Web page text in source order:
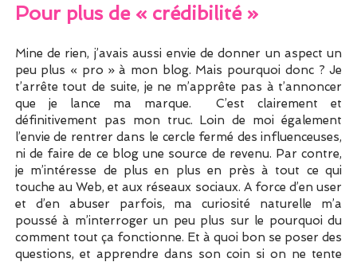
Pour plus de « crédibilité »
Mine de rien, j’avais aussi envie de donner un aspect un
peu plus « pro » à mon blog. Mais pourquoi donc ? Je
t’arrête tout de suite, je ne m’apprête pas à t’annoncer
que je lance ma marque. C’est clairement et
définitivement pas mon truc. Loin de moi également
l’envie de rentrer dans le cercle fermé des influenceuses,
ni de faire de ce blog une source de revenu. Par contre,
je m’intéresse de plus en plus en près à tout ce qui
touche au Web, et aux réseaux sociaux. A force d’en user
et d’en abuser parfois, ma curiosité naturelle m’a
poussé à m’interroger un peu plus sur le pourquoi du
comment tout ça fonctionne. Et à quoi bon se poser des
questions, et apprendre dans son coin si on ne tente